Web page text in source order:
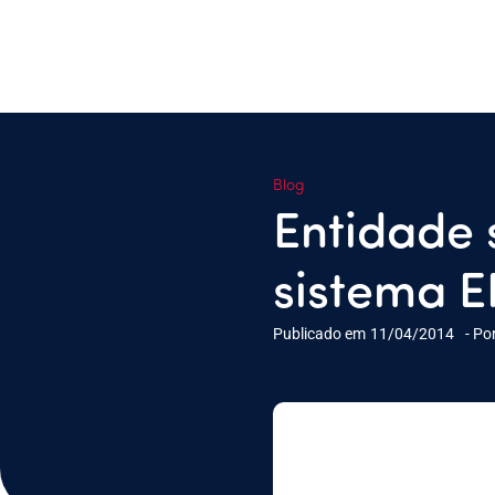
Blog
Entidade
sistema
Publicado em 11/04/2014 -